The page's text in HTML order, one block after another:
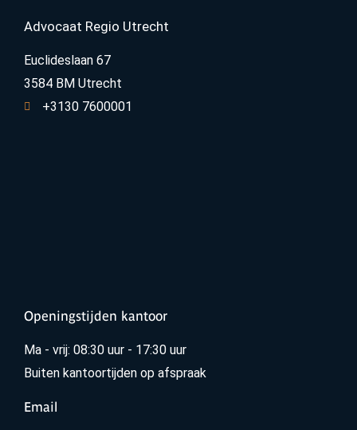
Advocaat Regio Utrecht
Euclideslaan 67
3584 BM Utrecht
+3130 7600001
Openingstijden kantoor
Ma - vrij: 08:30 uur - 17:30 uur
Buiten kantoortijden op afspraak
Email